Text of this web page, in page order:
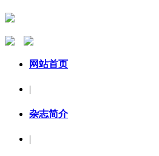
网站首页
|
杂志简介
|